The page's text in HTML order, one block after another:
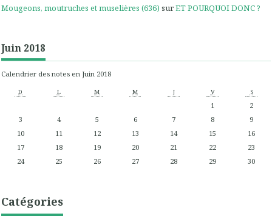
Mougeons, moutruches et muselières (636) surET POURQUOI DONC ?
Juin 2018
Calendrier des notes en Juin 2018
D L M M J V S
1
2
3
4 5 6 7 8
9
10
11 12 13 14 15
16
17
18 19 20 21 22
23
24
25 26 27 28 29 30
Catégories